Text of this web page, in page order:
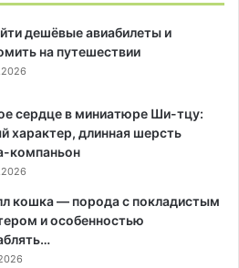
дешёвые авиабилеты и
на путешествии
сердце в миниатюре Ши-тцу:
характер, длинная шерсть
компаньон
кошка — порода с покладистым
и особенностью